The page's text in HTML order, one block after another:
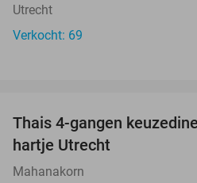
Utrecht
Verkocht: 69
Thais 4-gangen
hartje Utrecht
Mahanakorn